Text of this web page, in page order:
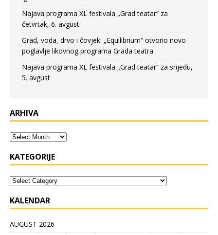
Najava programa XL festivala „Grad teatar“ za
četvrtak, 6. avgust
Grad, voda, drvo i čovjek: „Equilibrium“ otvorio novo
poglavlje likovnog programa Grada teatra
Najava programa XL festivala „Grad teatar“ za srijedu,
5. avgust
ARHIVA
KATEGORIJE
KALENDAR
AUGUST 2026